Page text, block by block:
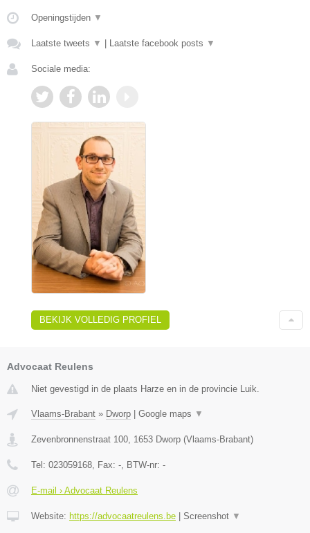
Openingstijden ▼
Laatste tweets ▼ Laatste facebook posts ▼
Sociale media:
BEKIJK VOLLEDIG PROFIEL
Advocaat Reulens
Niet gevestigd in de plaats Harze en in de provincie Luik.
Vlaams-Brabant » Dworp Google maps ▼
Zevenbronnenstraat 100 1653 Dworp (Vlaams-Brabant)
Tel: 023059168 , Fax: - , BTW-nr: -
E-mail › Advocaat Reulens
Website: https://advocaatreulens.be Screenshot ▼